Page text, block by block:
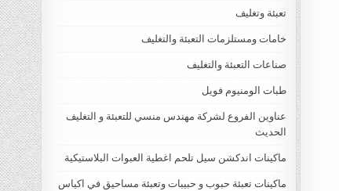
تعبئة وتغليف
خامات ومستلزمات التعبئة والتغليف
صناعات التعبئة والتغليف
طبات الومنيوم فويل
عناوين الفروع لشركة مهندس منسي للتعبئة و التغليف
الحديث
ماكينات اندكشن سيل تلحم اغطية العبوات البلاستيكية
ماكينات تعبئة حبوب و حبيبات وتعبئة مساحيق في اكياس